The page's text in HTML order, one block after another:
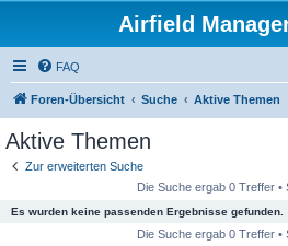
Airfield
FAQ
Foren-Übersicht Suche Aktive Themen
Aktive Themen
Zur erweiterten Suche
Die Suche ergab 0 Treffer •
Es wurden keine passenden Ergebnisse gefunden.
Die Suche ergab 0 Treffer •